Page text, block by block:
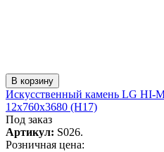
В корзину
Искусcтвенный камень LG HI-
12x760x3680 (H17)
Под заказ
Артикул: S026.
Розничная цена: